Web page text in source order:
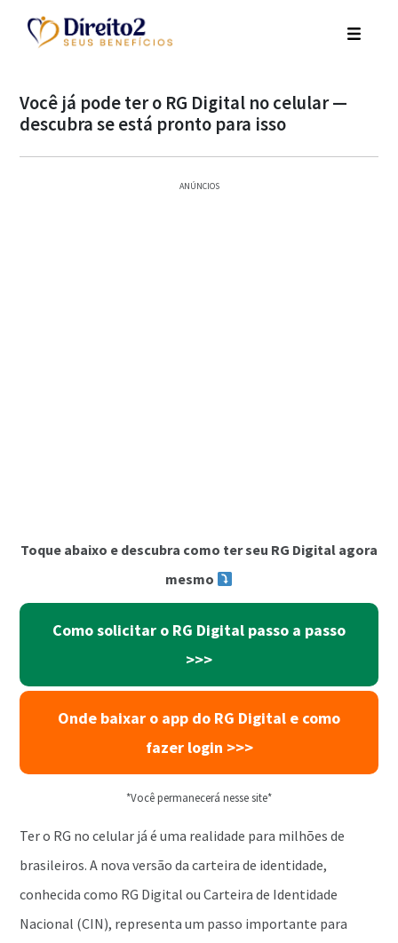
Você já pode ter o RG Digital no celular —
descubra se está pronto para isso
ANÚNCIOS
Toque abaixo e descubra como ter seu RG Digital agora
mesmo
Como solicitar o RG Digital passo a passo
>>>
Onde baixar o app do RG Digital e como
fazer login >>>
*Você permanecerá nesse site*
Ter o RG no celular já é uma realidade para milhões de
brasileiros. A nova versão da carteira de identidade,
conhecida como RG Digital ou Carteira de Identidade
Nacional (CIN), representa um passo importante para